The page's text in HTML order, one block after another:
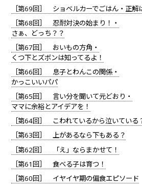
［第69回］ ショベルカーでごはん・正解
［第68回］ 忍耐対決の始まり！・
さぁ、どっち？？
［第67回］ おいもの方角・
くつ下とズボンは知ってるよ！
［第66回］ 息子とわんこの関係・
かっこいいパパ
［第65回］ 言い分を聞いて元どおり・
ママに余裕とアイデアを！
［第64回］ こわれているから泣いている
［第63回］ 上があるなら下もある？
［第62回］ 「え」ならまかせて！
［第61回］ 食べる子は育つ！
［第60回］ イヤイヤ期の偏食エピソード